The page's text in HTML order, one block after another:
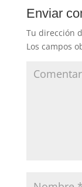
Enviar
Tu dirección
Los campos